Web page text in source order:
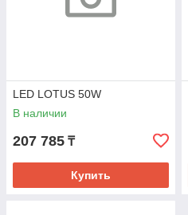
LED LOTUS 50W
В наличии
207 785 ₸
Купить